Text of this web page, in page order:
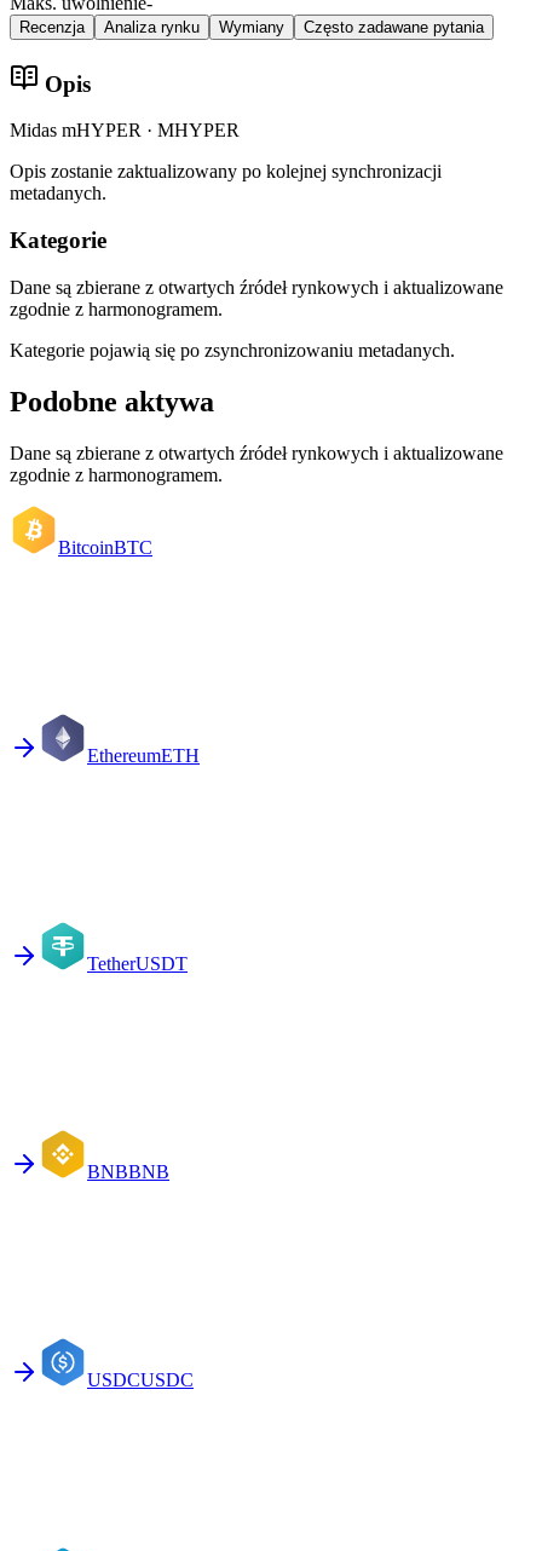
Recenzja Analiza rynku Wymiany Często zadawane pytania
Opis
Midas mHYPER · MHYPER
Opis zostanie zaktualizowany po kolejnej synchronizacji
metadanych.
Kategorie
Dane są zbierane z otwartych źródeł rynkowych i aktualizowane
zgodnie z harmonogramem.
Kategorie pojawią się po zsynchronizowaniu metadanych.
Podobne aktywa
Dane są zbierane z otwartych źródeł rynkowych i aktualizowane
zgodnie z harmonogramem.
BitcoinBTC
EthereumETH
TetherUSDT
BNBBNB
USDCUSDC